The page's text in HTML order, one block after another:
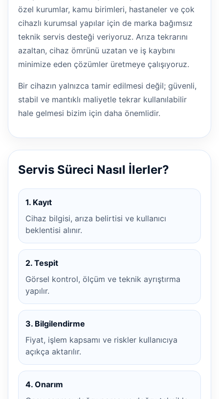
özel kurumlar, kamu birimleri, hastaneler ve çok
cihazlı kurumsal yapılar için de marka bağımsız
teknik servis desteği veriyoruz. Arıza tekrarını
azaltan, cihaz ömrünü uzatan ve iş kaybını
minimize eden çözümler üretmeye çalışıyoruz.
Bir cihazın yalnızca tamir edilmesi değil; güvenli,
stabil ve mantıklı maliyetle tekrar kullanılabilir
hale gelmesi bizim için daha önemlidir.
Servis Süreci Nasıl İlerler?
1. Kayıt
Cihaz bilgisi, arıza belirtisi ve kullanıcı
beklentisi alınır.
2. Tespit
Görsel kontrol, ölçüm ve teknik ayrıştırma
yapılır.
3. Bilgilendirme
Fiyat, işlem kapsamı ve riskler kullanıcıya
açıkça aktarılır.
4. Onarım